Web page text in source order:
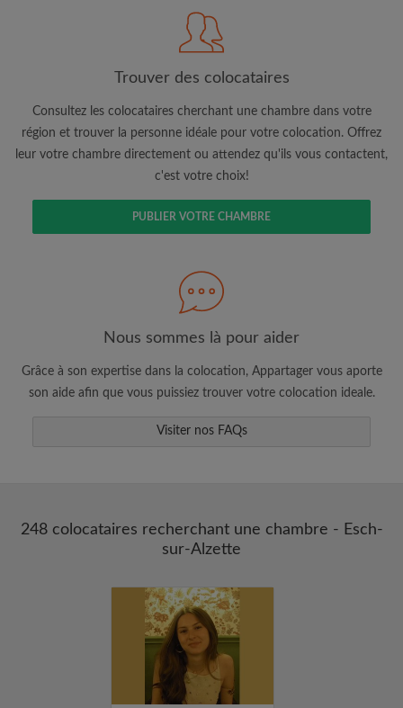
J'ai lu, compris et accepte les
Conditions d'utilisation
et ai pris connaissance de la
CRÉER PROFIL
Je souhaite recevoir des offres exclusives et des mises à
Faites une recherche selon ce qui vous
semble important
Consultez les chambres et les profils des
Sauvegardez vos recherches
annonce correspondant à vos critères
Trouver des colocataires
Consultez les colocataires cherchant une chambre dans votre
région et trouver la personne idéale pour votre colocation. Offrez
leur votre chambre directement ou attendez qu'ils vous contactent,
c'est votre choix!
PUBLIER VOTRE CHAMBRE
Nous sommes là pour aider
Grâce à son expertise dans la colocation, Appartager vous aporte
son aide afin que vous puissiez trouver votre colocation ideale.
Visiter nos FAQs
248 colocataires recherchant une chambre - Esch-
sur-Alzette